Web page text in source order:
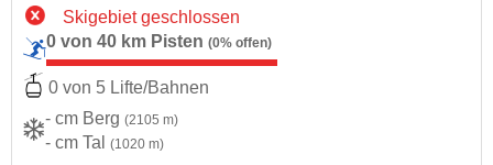
Skigebiet geschlossen
0 von 40 km Pisten (0% offen)
0 von 5 Lifte/Bahnen
- cm Berg (2105 m)
- cm Tal (1020 m)